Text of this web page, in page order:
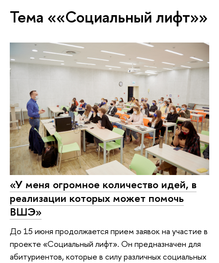
Тема ««Социальный лифт»»
«У меня огромное количество идей, в
реализации которых может помочь
ВШЭ»
До 15 июня продолжается прием заявок на участие в
проекте «Социальный лифт». Он предназначен для
абитуриентов, которые в силу различных социальных